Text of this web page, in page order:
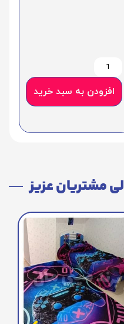
افزودن به سبد خرید
مشتریان عزیز